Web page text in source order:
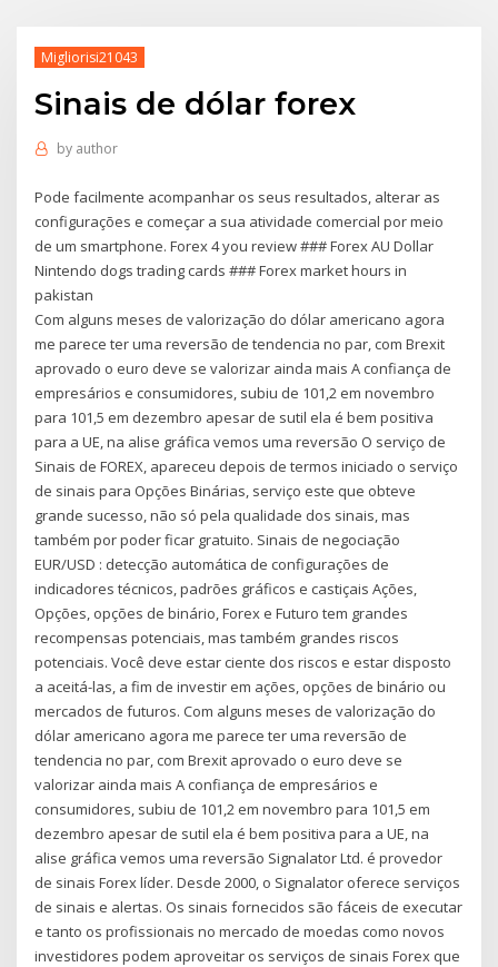
Migliorisi21043
Sinais de dólar forex
by author
Pode facilmente acompanhar os seus resultados, alterar as
configurações e começar a sua atividade comercial por meio
de um smartphone. Forex 4 you review ### Forex AU Dollar
Nintendo dogs trading cards ### Forex market hours in
pakistan
Com alguns meses de valorização do dólar americano agora
me parece ter uma reversão de tendencia no par, com Brexit
aprovado o euro deve se valorizar ainda mais A confiança de
empresários e consumidores, subiu de 101,2 em novembro
para 101,5 em dezembro apesar de sutil ela é bem positiva
para a UE, na alise gráfica vemos uma reversão O serviço de
Sinais de FOREX, apareceu depois de termos iniciado o serviço
de sinais para Opções Binárias, serviço este que obteve
grande sucesso, não só pela qualidade dos sinais, mas
também por poder ficar gratuito. Sinais de negociação
EUR/USD : detecção automática de configurações de
indicadores técnicos, padrões gráficos e castiçais Ações,
Opções, opções de binário, Forex e Futuro tem grandes
recompensas potenciais, mas também grandes riscos
potenciais. Você deve estar ciente dos riscos e estar disposto
a aceitá-las, a fim de investir em ações, opções de binário ou
mercados de futuros. Com alguns meses de valorização do
dólar americano agora me parece ter uma reversão de
tendencia no par, com Brexit aprovado o euro deve se
valorizar ainda mais A confiança de empresários e
consumidores, subiu de 101,2 em novembro para 101,5 em
dezembro apesar de sutil ela é bem positiva para a UE, na
alise gráfica vemos uma reversão Signalator Ltd. é provedor
de sinais Forex líder. Desde 2000, o Signalator oferece serviços
de sinais e alertas. Os sinais fornecidos são fáceis de executar
e tanto os profissionais no mercado de moedas como novos
investidores podem aproveitar os serviços de sinais Forex que